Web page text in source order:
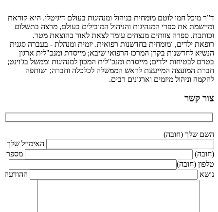
ד”ר מיכל חמו לוטם מומחית בניהול ומנהיגות בעולם דיגיטלי. היא קוראת
ומיישמת את ספרי המנהיגות והניהול המובילים בעולם, מרצה בתשלום
וכותבת. ספרה צוותים מנצחים עומד לצאת לאור בהוצאת מטר.
רופאת ילדים, ומומחית בחדשנות רפואית. יזמית ומנהלת - בעברה סגנית
הנשיא לחדשנות בקרן המרכז הרפואי שיבא; מייסדת ומנכ"לית ארגון
בטרם לבטיחות ילדים; מייסדת ומנכ"לית המכון למנהיגות וממשל בג'וינט;
חברת המועצה המייעצת לראש הממשלה לכלכלה וחברה; ושותפה
להקמה וניהול מיזמים וארגונים רבים.
צור קשר
השם שלך (חובה)
האימייל שלך
(חובה)
מספר
טלפון (חובה)
נושא
ההודעה